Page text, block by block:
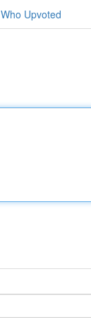
Who Upvoted